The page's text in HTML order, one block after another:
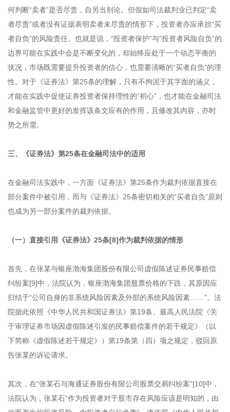
何判断“卖者”是否尽责，自另当别论。但假如司法裁判业已判定“卖
者尽责”或者没有证据表明卖者未尽责的情形下，投资者亦应承担“买
者自负”的风险责任。也就是说，“投资者保护”与“投资者风险自负”的
边界可能在实践中会是不断变化的，却始终应处于一个动态平衡的
状况，市场既需要提升投资者的信心，也需要清晰的“买者自负”的理
性。对于《证券法》第25条的理解，只有不拘泥于其字面的涵义，
才能在实践中促使证券投资者保持理性的“初心”，也才能在金融司法
和金融监管中更好的发挥该条文应有的作用，且修改其内容，亦时
势之所需。
三、《证券法》第25条在金融司法中的适用
在金融司法实践中，一方面《证券法》第25条作为裁判依据直接在
部分案件中被引用，而与《证券法》25条密切相关的“买者自负”原则
也成为另一部分案件的裁判依据。
（一）直接引用《证券法》25条[8]作为裁判依据的情形
首先，在张某与银座渤海集团股份有限公司虚假陈述证券民事赔偿
纠纷案[9]中，法院认为，银座渤海集团股票价格的下跌，其原因应
归结于“公司自身的非系统风险因素及外部的系统风险因素……”。法
院据此依照《中华人民共和国证券法》第19条、最高人民法院《关
于审理证券市场因虚假陈述引发的民事赔偿案件的若干规定》（以
下简称《虚假陈述若干规定》）第19条第（四）项之规定，驳回原
告张某的诉讼请求。
其次，在“张某石与海通证券股份有限公司股票交易纠纷案”[10]中，
法院认为，张某石“作为投资者对于股市存在风险应该是明知的，由